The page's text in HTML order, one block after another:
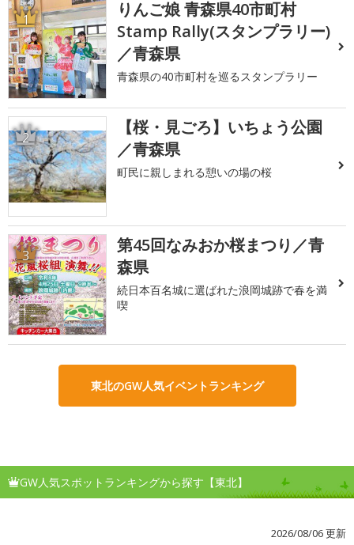
1
りんご娘 青森県40市町村
Stamp Rally(スタンプラリー)
／青森県
青森県の40市町村を巡るスタンプラリー
2
【桜・見ごろ】いちょう公園
／青森県
町民に親しまれる憩いの場の桜
3
第45回なみおか桜まつり／青
森県
続日本百名城に選ばれた浪岡城跡で春を満
喫
東北のGW人気イベントランキング
GW人気スポットランキングから探す【東北】
2026/08/06 更新